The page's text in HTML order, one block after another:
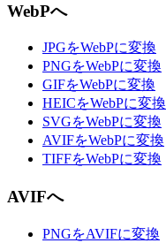
WebPへ
JPGをWebPに変換
PNGをWebPに変換
GIFをWebPに変換
HEICをWebPに変換
SVGをWebPに変換
AVIFをWebPに変換
TIFFをWebPに変換
AVIFへ
PNGをAVIFに変換